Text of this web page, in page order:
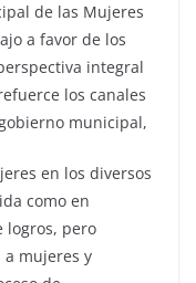
de las Mujeres
a favor de los
integral
los canales
municipal,
en los diversos
como en
logros, pero
a mujeres y